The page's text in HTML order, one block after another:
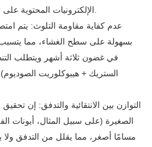
الإلكترونيات المحتوية على الفلورايد، ومياه البلديات الملوثة).
في غضون ثلاثة أشهر ويتطلب
الستريك + هيبوكلوريت
التوازن بين الانتقائية والتدفق: إن
الصغيرة (على سبيل المثال، أيونات
مسامًا أصغر، مما يقلل من التدفق ولا